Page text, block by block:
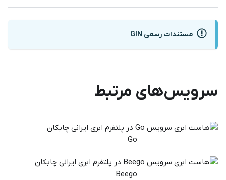
مستندات رسمی GIN
سرویس‌های مرتبط
Go
Beego